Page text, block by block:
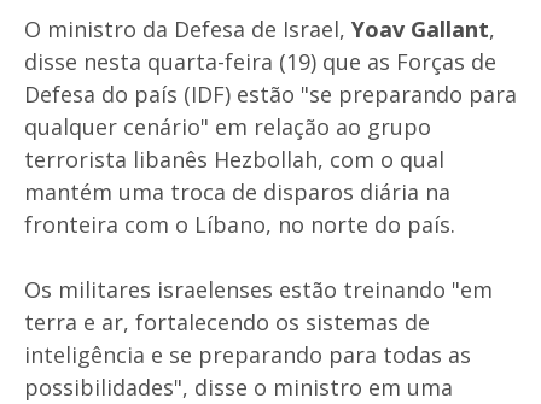
O ministro da Defesa de Israel, Yoav Gallant,
disse nesta quarta-feira (19) que as Forças de
Defesa do país (IDF) estão "se preparando para
qualquer cenário" em relação ao grupo
terrorista libanês Hezbollah, com o qual
mantém uma troca de disparos diária na
fronteira com o Líbano, no norte do país.
Os militares israelenses estão treinando "em
terra e ar, fortalecendo os sistemas de
inteligência e se preparando para todas as
possibilidades", disse o ministro em uma